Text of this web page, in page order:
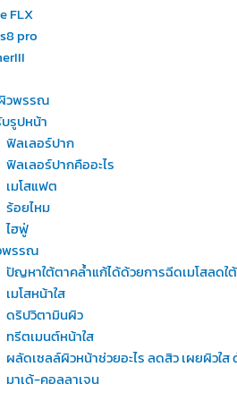
FLX
pro
วพรรณ
รูปหน้า
ฟิลเลอร์ปาก
ฟิลเลอร์ปากคืออะไร
เมโสแฟต
ร้อยไหม
ไฮฟู่
พรรณ
ปัญหาใต้ตาคล้ำแก้ได้ด้วยการฉีดเมโสลดใ
เมโสหน้าใส
ดริปวิตามินผิว
ทรีตเมนต์หน้าใส
ผลัดเซลล์ผิวหน้าช่วยอะไร ลดสิว เผยผิวใ
มาเด้-คอลลาเจน